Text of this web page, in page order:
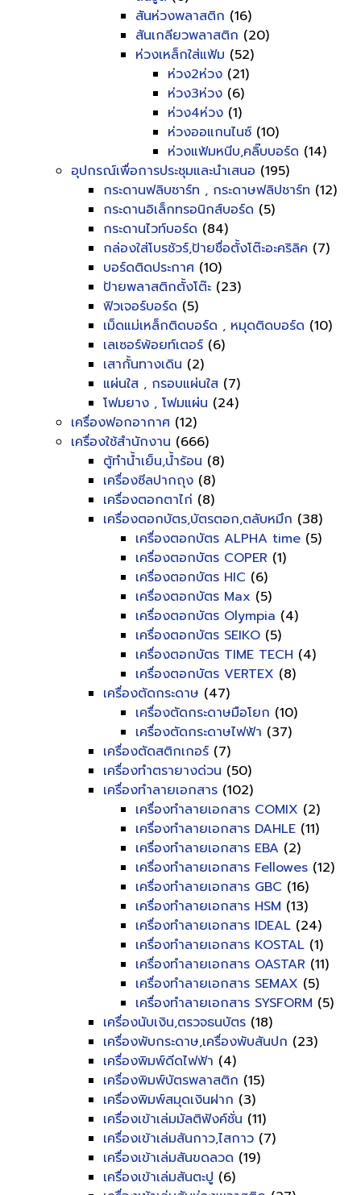
สันห่วงพลาสติก (16)
สันเกลียวพลาสติก (20)
ห่วงเหล็กใส่แฟ้ม (52)
ห่วง2ห่วง (21)
ห่วง3ห่วง (6)
ห่วง4ห่วง (1)
ห่วงออแกนไนซ์ (10)
ห่วงแฟ้มหนีบ,คลิ๊บบอร์ด (14)
อุปกรณ์เพื่อการประชุมและนำเสนอ (195)
กระดานฟลิบชาร์ท , กระดาษฟลิปชาร์ท (12)
กระดานอิเล็กทรอนิกส์บอร์ด (5)
กระดานไวท์บอร์ด (84)
กล่องใส่โบรชัวร์,ป้ายชื่อตั้งโต๊ะอะคริลิค (7)
บอร์ดติดประกาศ (10)
ป้ายพลาสติกตั้งโต๊ะ (23)
ฟิวเจอร์บอร์ด (5)
เม็ดแม่เหล็กติดบอร์ด , หมุดติดบอร์ด (10)
เลเซอร์พ้อยท์เตอร์ (6)
เสากั้นทางเดิน (2)
แผ่นใส , กรอบแผ่นใส (7)
โฟมยาง , โฟมแผ่น (24)
เครื่องฟอกอากาศ (12)
เครื่องใช้สำนักงาน (666)
ตู้ทำน้ำเย็น,น้ำร้อน (8)
เครื่องซีลปากถุง (8)
เครื่องตอกตาไก่ (8)
เครื่องตอกบัตร,บัตรตอก,ตลับหมึก (38)
เครื่องตอกบัตร ALPHA time (5)
เครื่องตอกบัตร COPER (1)
เครื่องตอกบัตร HIC (6)
เครื่องตอกบัตร Max (5)
เครื่องตอกบัตร Olympia (4)
เครื่องตอกบัตร SEIKO (5)
เครื่องตอกบัตร TIME TECH (4)
เครื่องตอกบัตร VERTEX (8)
เครื่องตัดกระดาษ (47)
เครื่องตัดกระดาษมือโยก (10)
เครื่องตัดกระดาษไฟฟ้า (37)
เครื่องตัดสติกเกอร์ (7)
เครื่องทำตรายางด่วน (50)
เครื่องทำลายเอกสาร (102)
เครื่องทำลายเอกสาร COMIX (2)
เครื่องทำลายเอกสาร DAHLE (11)
เครื่องทำลายเอกสาร EBA (2)
เครื่องทำลายเอกสาร Fellowes (12)
เครื่องทำลายเอกสาร GBC (16)
เครื่องทำลายเอกสาร HSM (13)
เครื่องทำลายเอกสาร IDEAL (24)
เครื่องทำลายเอกสาร KOSTAL (1)
เครื่องทำลายเอกสาร OASTAR (11)
เครื่องทำลายเอกสาร SEMAX (5)
เครื่องทำลายเอกสาร SYSFORM (5)
เครื่องนับเงิน,ตรวจธนบัตร (18)
เครื่องพับกระดาษ,เครื่องพับสันปก (23)
เครื่องพิมพ์ดีดไฟฟ้า (4)
เครื่องพิมพ์บัตรพลาสติก (15)
เครื่องพิมพ์สมุดเงินฝาก (3)
เครื่องเข้าเล่มมัลติฟังค์ชั่น (11)
เครื่องเข้าเล่มสันกาว,ไสกาว (7)
เครื่องเข้าเล่มสันขดลวด (19)
เครื่องเข้าเล่มสันตะปู (6)